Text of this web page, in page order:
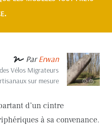
ParErwan
Vélos Migrateurs
sur mesure
d’un cintre
à sa convenance.